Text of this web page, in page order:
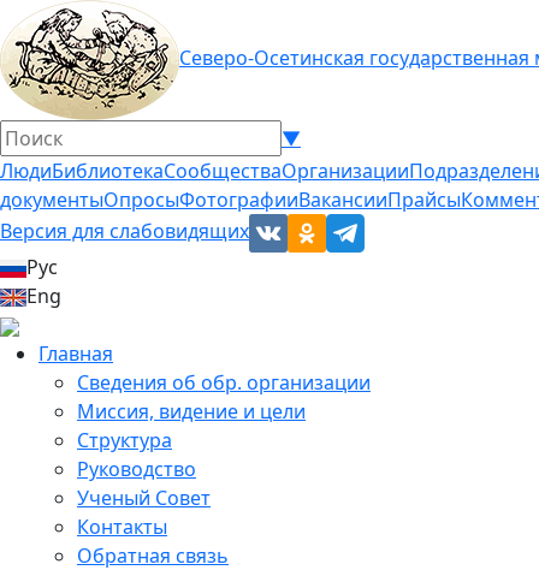
Северо-Осетинская
▼
ЛюдиБиблиотекаСообществаОрганизации
документыОпросыФотографииВакансииПрайсы
Версия для слабовидящих
Рус
Eng
Главная
Сведения об обр. организации
Миссия, видение и цели
Структура
Руководство
Ученый Совет
Контакты
Обратная связь